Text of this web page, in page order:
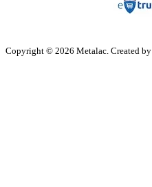
Copyright © 2026 Metalac. Created by